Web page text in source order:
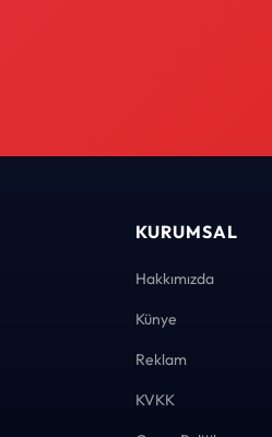
KURUMSAL
Hakkımızda
Künye
Reklam
KVKK